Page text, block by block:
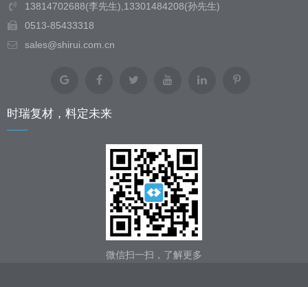
13814702688(李先生),13301484208(孙先生)
0513-85433318
sales@shirui.com.cn
时瑞复材，料定未来
微信扫一扫，了解更多